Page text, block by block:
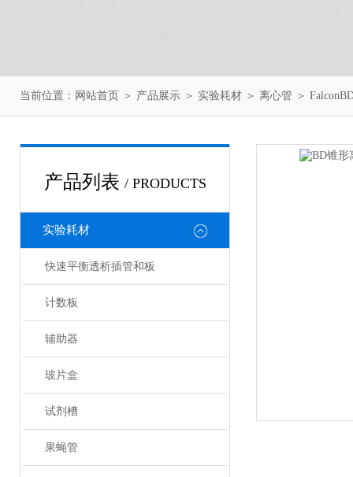
当前位置： 网站首页 ＞ 产品展示 ＞ 实验耗材 ＞ 离心管 ＞
产品列表 / PRODUCTS
实验耗材
快速平衡透析插管和板
计数板
辅助器
玻片盒
试剂槽
果蝇管